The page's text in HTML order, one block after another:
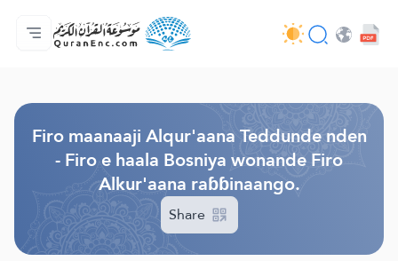
Jaɓɓorgo
Loowdi firooji ɗi
Audio
Golleeji topayɓe ( heyɗintinooɓe) ɓen - API
Fii eɓɓoore nde
Humpo'ndir e amen
Ɗemngal
Firo maanaaji Alqur'aana Teddunde nden
- Firo e haala Bosniya wonande Firo
Alkur'aana raɓɓinaango.
Share